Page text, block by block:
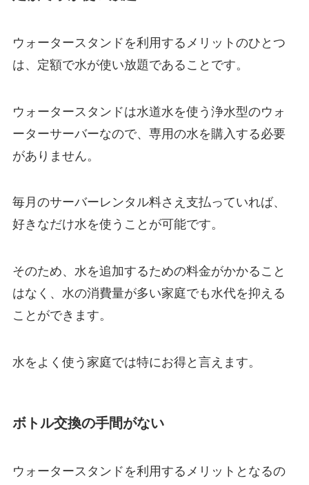
ウォータースタンドを利用するメリットのひとつ
は、定額で水が使い放題であることです。
ウォータースタンドは水道水を使う浄水型のウォ
ーターサーバーなので、専用の水を購入する必要
がありません。
毎月のサーバーレンタル料さえ支払っていれば、
好きなだけ水を使うことが可能です。
そのため、水を追加するための料金がかかること
はなく、水の消費量が多い家庭でも水代を抑える
ことができます。
水をよく使う家庭では特にお得と言えます。
ボトル交換の手間がない
ウォータースタンドを利用するメリットとなるの